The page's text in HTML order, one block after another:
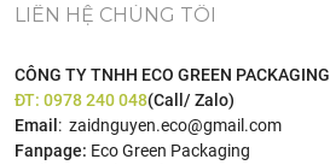
LIÊN HỆ CHÚNG TÔI
CÔNG TY TNHH ECO GREEN PACKAGING
ĐT:0978 240 048(Call/ Zalo)
Email : zaidnguyen.eco@gmail.com
Fanpage: Eco Green Packaging